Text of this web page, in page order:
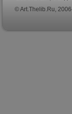
© Art.Thelib.Ru,